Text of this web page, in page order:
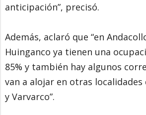
anticipación”, precisó.
Además, aclaró que “en
Huinganco ya tienen una
85% y también hay algunos
van a alojar en otras localidades
y Varvarco”.